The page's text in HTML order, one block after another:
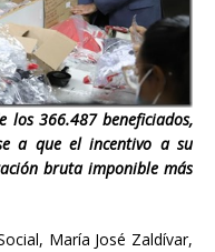
los 366.487 beneficiados,
a que el incentivo a su
bruta imponible más
María José Zaldívar,